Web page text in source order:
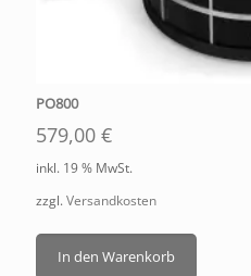
PO800
579,00 €
inkl. 19 % MwSt.
zzgl. Versandkosten
In den Warenkorb